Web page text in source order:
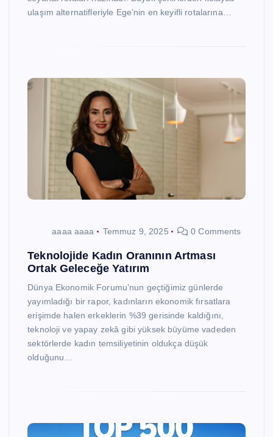
ulaşım alternatifleriyle Ege’nin en keyifli rotalarına…
aaaa aaaa Temmuz 9, 2025 0 Comments
Teknolojide Kadın Oranının Artması
Ortak Geleceğe Yatırım
Dünya Ekonomik Forumu’nun geçtiğimiz günlerde
yayımladığı bir rapor, kadınların ekonomik fırsatlara
erişimde halen erkeklerin %39 gerisinde kaldığını,
teknoloji ve yapay zekâ gibi yüksek büyüme vadeden
sektörlerde kadın temsiliyetinin oldukça düşük
olduğunu…